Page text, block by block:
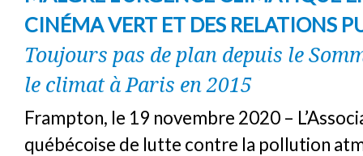
CINÉMA VERT ET DES RELATIONS
Toujours pas de plan depuis le
le climat à Paris en 2015
Frampton, le 19 novembre 2020 –
québécoise de lutte contre la pollution